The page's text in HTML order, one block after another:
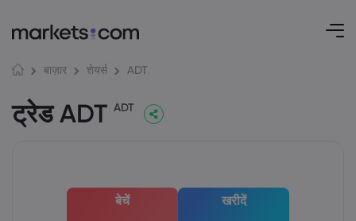
बाज़ार शेयर्स ADT
ट्रेड ADT ADT
बेचें खरीदें